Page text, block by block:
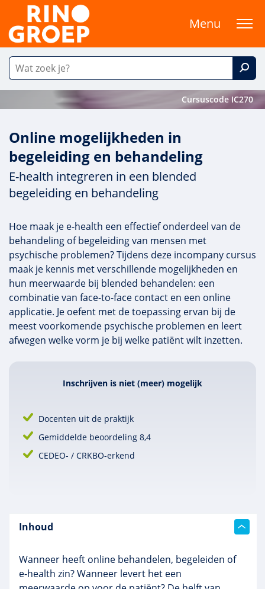
Menu
Cursuscode IC270
Online mogelijkheden in
begeleiding en behandeling
E-health integreren in een blended
begeleiding en behandeling
Hoe maak je e-health een effectief onderdeel van de
behandeling of begeleiding van mensen met
psychische problemen? Tijdens deze incompany cursus
maak je kennis met verschillende mogelijkheden en
hun meerwaarde bij blended behandelen: een
combinatie van face-to-face contact en een online
applicatie. Je oefent met de toepassing ervan bij de
meest voorkomende psychische problemen en leert
afwegen welke vorm je bij welke patiënt wilt inzetten.
Inschrijven is niet (meer) mogelijk
Docenten uit de praktijk
Gemiddelde beoordeling 8,4
CEDEO- / CRKBO-erkend
Inhoud
Wanneer heeft online behandelen, begeleiden of
e-health zin? Wanneer levert het een